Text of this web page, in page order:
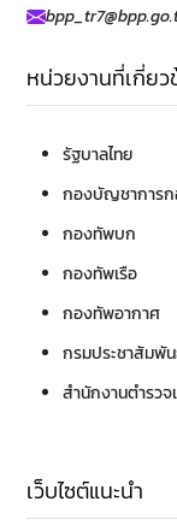
หน่วยงานที่เกี่ยว
รัฐบาลไทย
กองบัญชาการก
กองทัพบก
กองทัพเรือ
กองทัพอากาศ
กรมประชาสัมพั
สำนักงานตำรว
เว็บไซต์แนะนำ